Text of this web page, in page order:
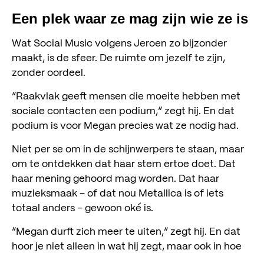
meedoen
kijk & luister
agenda
steunen
Een plek waar ze mag zijn wie ze is
Wat Social Music volgens Jeroen zo bijzonder
maakt, is de sfeer. De ruimte om jezelf te zijn,
zonder oordeel.
“Raakvlak geeft mensen die moeite hebben met
sociale contacten een podium,” zegt hij. En dat
podium is voor Megan precies wat ze nodig had.
Niet per se om in de schijnwerpers te staan, maar
om te ontdekken dat haar stem ertoe doet. Dat
haar mening gehoord mag worden. Dat haar
muzieksmaak – of dat nou Metallica is of iets
totaal anders – gewoon oké is.
“Megan durft zich meer te uiten,” zegt hij. En dat
hoor je niet alleen in wat hij zegt, maar ook in hoe